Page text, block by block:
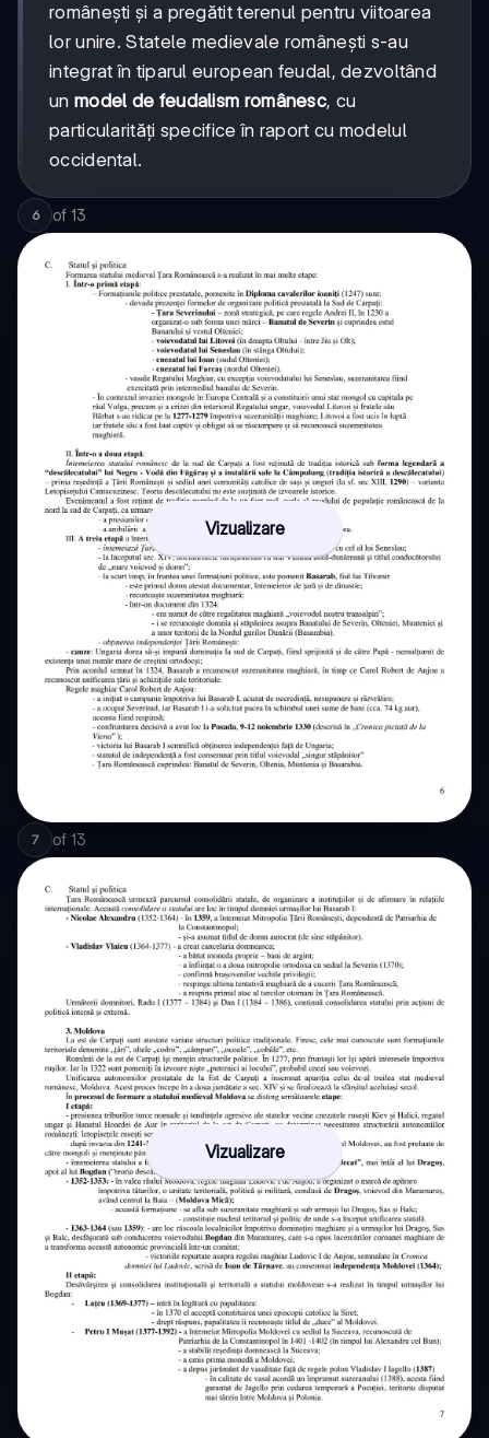
românești și a pregătit terenul pentru viitoarea
lor unire. Statele medievale românești s-au
integrat în tiparul european feudal, dezvoltând
un model de feudalism românesc, cu
particularități specifice în raport cu modelul
occidental.
6 of 13
Vizualizare
7 of 13
Vizualizare